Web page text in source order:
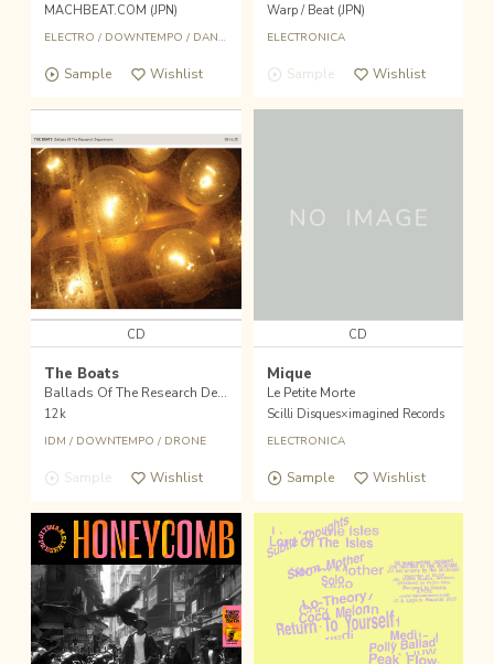
MACHBEAT.COM (JPN)
ELECTRO / DOWNTEMPO / DANCE TOWA TEI
Sample Wishlist
Warp / Beat (JPN)
ELECTRONICA
Sample Wishlist
CD
The Boats
Ballads Of The Research Department
12k
IDM / DOWNTEMPO / DRONE
Sample Wishlist
CD
Mique
Le Petite Morte
Scilli Disques×imagined Records
ELECTRONICA
Sample Wishlist